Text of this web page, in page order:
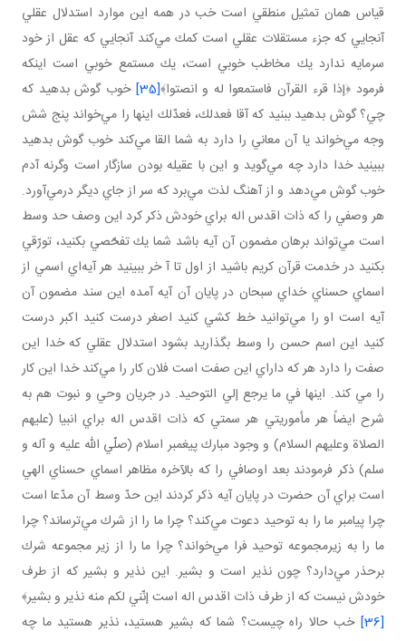
قياس همان تمثيل منطقي است خب در همه اين موارد استدلال عقلي
آنجايي كه جزء مستقلات عقلي است كمك مي‌كند آنجايي كه عقل از خود
سرمايه ندارد يك مخاطب خوبي است، يك مستمع خوبي است اينكه
فرمود ﴿إذا قرء القرآن فاستمعوا له و انصتوا﴾[35]
خوب گوش بدهيد كه
چي؟ گوش بدهيد ببنيد كه آقا فعدلك، فعدّلك اينها را مي‌خواند پنج شش
وجه مي‌خواند يا آن معاني را دارد به شما القا مي‌كند خوب گوش بدهيد
ببينيد خدا دارد چه مي‌گويد و اين با عقيله بودن سازگار است وگرنه آدم
خوب گوش مي‌دهد و از آهنگ لذت مي‌برد كه سر از جاي ديگر درمي‌آورد.
هر وصفي را كه ذات اقدس اله براي خودش ذكر كرد اين وصف حد وسط
است مي‌تواند برهان مضمون آن آيه باشد شما يك تفحّصي بكنيد، تورّقي
بكنيد در خدمت قرآن كريم باشيد از اول تا آ خر ببينيد هر آيه‌اي اسمي از
اسماي حسناي خداي سبحان در پايان آن آيه آمده اين سند مضمون آن
آيه است او را مي‌توانيد خط كشي كنيد اصغر درست كنيد اكبر درست
كنيد اين اسم حسن را وسط بگذاريد بشود استدلال عقلي كه خدا اين
صفت را دارد هر كه داراي اين صفت است فلان كار را مي‌كند خدا اين كار
را مي‌ كند. اينها في ما يرجع إلي التوحيد. در جريان وحي و نبوت هم به
شرح ايضاً هر مأموريتي هر سمتي كه ذات اقدس اله براي انبيا (عليهم
الصلاة وعليهم السلام) و وجود مبارك پيغمبر اسلام (صلّي الله عليه و آله و
سلم) ذكر فرمودند بعد اوصافي را كه بالآخره مظاهر اسماي حسناي الهي
است براي آن حضرت در پايان آيه ذكر كردند اين حدّ وسط آن مدّعا است
چرا پيامبر ما را به توحيد دعوت مي‌كند؟ چرا ما را از شرك مي‌ترساند؟ چرا
ما را به زيرمجموعه توحيد فرا مي‌خواند؟ چرا ما را از زير مجموعه شرك
برحذر مي‌دارد؟ چون نذير است و بشير. اين نذير و بشير كه از طرف
خودش نيست كه از طرف ذات اقدس اله است إنّني لكم منه نذير و بشير﴾
[36]
خب حالا راه چيست؟ شما كه بشير هستيد، نذير هستيد ما چه